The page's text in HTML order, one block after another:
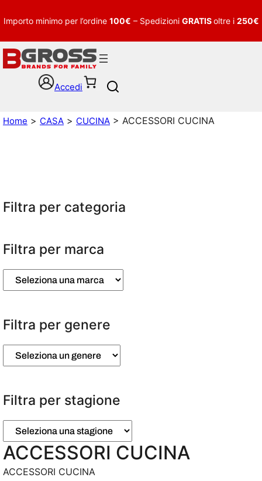
Importo minimo per l’ordine 100€ – Spedizioni GRATISoltre i 250€
Accedi
a
r
Home > CASA > CUCINA > ACCESSORI CUCINA
Filtra per categoria
Filtra per marca
Filtra per genere
Filtra per stagione
ACCESSORI CUCINA
ACCESSORI CUCINA